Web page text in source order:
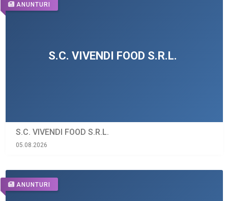
ANUNTURI
S.C. VIVENDI FOOD S.R.L.
05.08.2026
ANUNTURI